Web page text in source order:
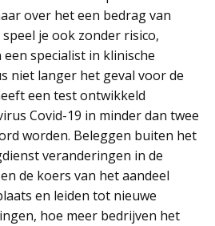
over het een bedrag van
je ook zonder risico,
specialist in klinische
niet langer het geval voor de
een test ontwikkeld
Covid-19 in minder dan twee
worden. Beleggen buiten het
veranderingen in de
de koers van het aandeel
en leiden tot nieuwe
hoe meer bedrijven het